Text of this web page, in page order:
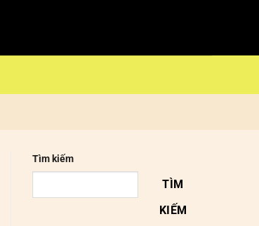
Tìm kiếm
TÌM
KIẾM